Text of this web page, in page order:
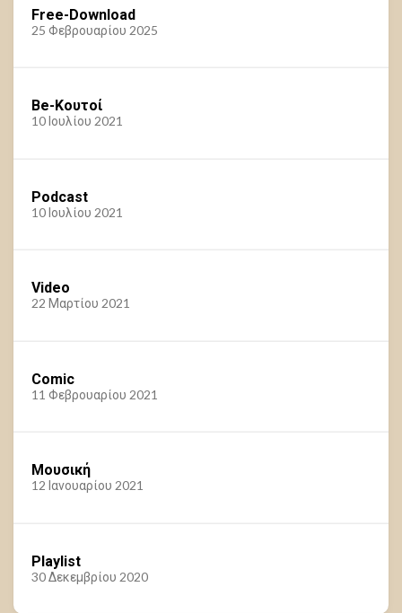
Free-Download
25 Φεβρουαρίου 2025
Be-Κουτοί
10 Ιουλίου 2021
Podcast
10 Ιουλίου 2021
Video
22 Μαρτίου 2021
Comic
11 Φεβρουαρίου 2021
Μουσική
12 Ιανουαρίου 2021
Playlist
30 Δεκεμβρίου 2020